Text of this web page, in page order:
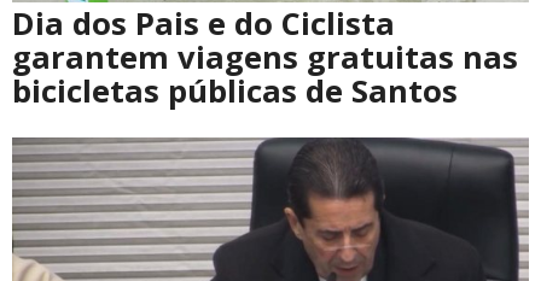
Dia dos Pais e do Ciclista
garantem viagens gratuitas nas
bicicletas públicas de Santos